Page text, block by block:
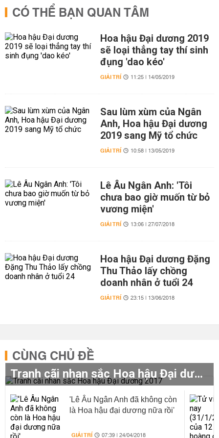
CÓ THỂ BẠN QUAN TÂM
Hoa hậu Đại dương 2019
sẽ loại thẳng tay thí sinh
đụng 'dao kéo'
GIẢI TRÍ 11:25 | 14/05/2019
Sau lùm xùm của Ngân
Anh, Hoa hậu Đại dương
2019 sang Mỹ tổ chức
GIẢI TRÍ 10:58 | 13/05/2019
Lê Âu Ngân Anh: 'Tôi
chưa bao giờ muốn từ bỏ
vương miện'
GIẢI TRÍ 13:06 | 27/07/2018
Hoa hậu Đại dương Đặng
Thu Thảo lấy chồng
doanh nhân ở tuổi 24
GIẢI TRÍ 23:15 | 13/06/2018
CÙNG CHỦ ĐỀ
Tranh cãi nhan sắc Hoa hậu Đại dương 2017
'Lê Âu Ngân Anh đã không còn
là Hoa hậu đại dương nữa rồi'
GIẢI TRÍ 07:39 | 24/04/2018